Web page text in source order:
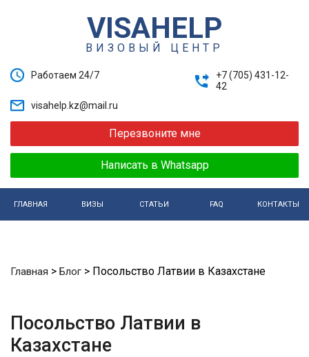
VISAHELP
ВИЗОВЫЙ ЦЕНТР
Работаем 24/7
+7 (705) 431-12-
42
visahelp.kz@mail.ru
Перезвоните мне
Написать в Whatsapp
ГЛАВНАЯ ВИЗЫ СТАТЬИ FAQ КОНТАКТЫ
Главная > Блог > Посольство Латвии в Казахстане
Посольство Латвии в
Казахстане